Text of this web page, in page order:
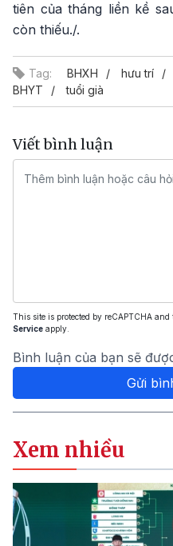
tiên của tháng liền kề
còn thiếu./.
Tag: BHXH hưu trí
BHYT
tuổi già
Viết bình luận
This site is protected by reCAPTCHA and
Service apply.
Bình luận của bạn sẽ
Gửi
Xem nhiều